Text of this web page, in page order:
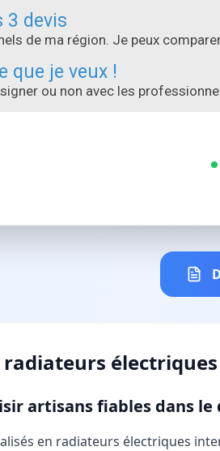
3 devis
de ma région. Je peux
que je veux !
ou non avec les
radiateurs électriques
artisans fiables dans
en radiateurs électriques